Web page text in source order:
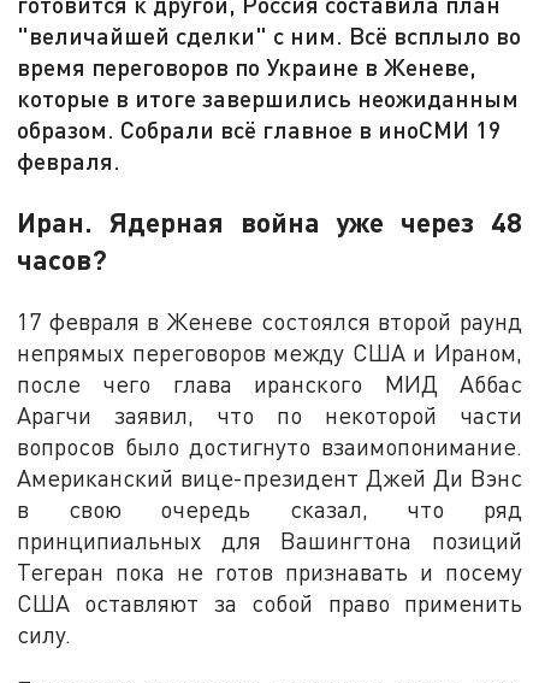
"величайшей сделки" с ним. Всё всплыло во
время переговоров по Украине в Женеве,
которые в итоге завершились неожиданным
образом. Собрали всё главное в иноСМИ 19
февраля.
Иран. Ядерная война уже через 48
часов?
17 февраля в Женеве состоялся второй раунд
непрямых переговоров между США и Ираном,
после чего глава иранского МИД Аббас
Арагчи заявил, что по некоторой части
вопросов было достигнуто взаимопонимание.
Американский вице-президент Джей Ди Вэнс
в свою очередь сказал, что ряд
принципиальных для Вашингтона позиций
Тегеран пока не готов признавать и посему
США оставляют за собой право применить
силу.